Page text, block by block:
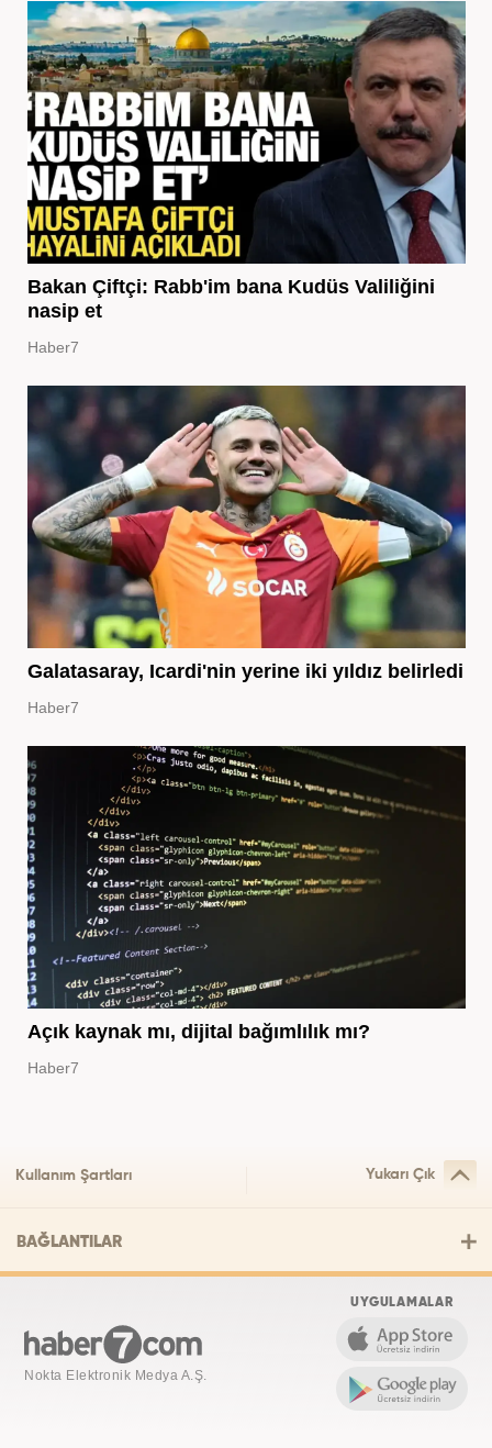
Bakan Çiftçi: Rabb'im bana Kudüs Valiliğini
nasip et
Haber7
Galatasaray, Icardi'nin yerine iki yıldız belirledi
Haber7
Açık kaynak mı, dijital bağımlılık mı?
Haber7
Kullanım Şartları Yukarı Çık
BAĞLANTILAR
Nokta Elektronik Medya A.Ş.
UYGULAMALAR